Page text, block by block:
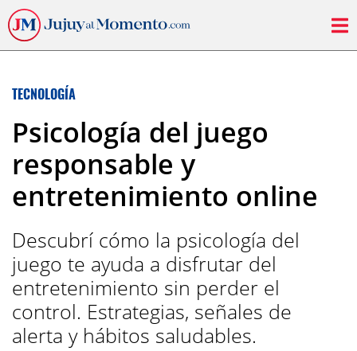
TECNOLOGÍA
Psicología del juego
responsable y
entretenimiento online
Descubrí cómo la psicología del
juego te ayuda a disfrutar del
entretenimiento sin perder el
control. Estrategias, señales de
alerta y hábitos saludables.